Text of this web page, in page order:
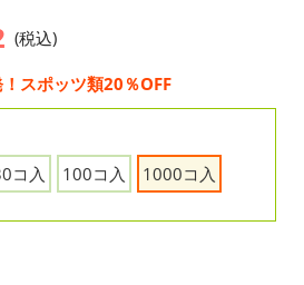
(税込)
スポッツ類20％OFF
コ入 100コ入 1000コ入